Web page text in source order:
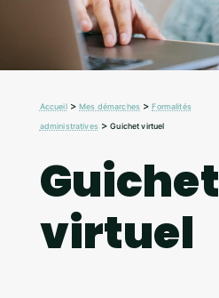
Accueil>Mes démarches >Formalités
administratives>Guichet virtuel
Guichet
virtuel